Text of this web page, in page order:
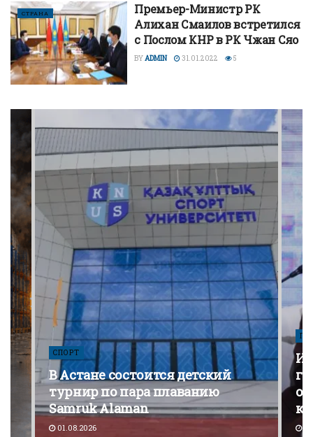
СТРАНА
Премьер-Министр РК
Алихан Смаилов встретился
с Послом КНР в РК Чжан Сяо
BY ADMIN 31.01.2022 5
СПОРТ
В Астане состоится детский
турнир по пара плаванию
Samruk Alaman
01.08.2026